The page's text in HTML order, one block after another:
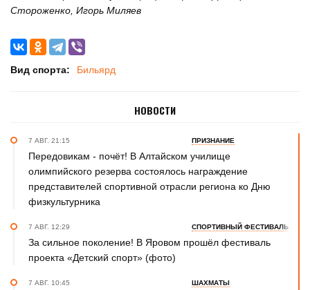
Стороженко, Игорь Миляев
Вид спорта: Бильярд
НОВОСТИ
7 АВГ. 21:15 ПРИЗНАНИЕ
Передовикам - почёт! В Алтайском училище
олимпийского резерва состоялось награждение
представителей спортивной отрасли региона ко Дню
физкультурника
7 АВГ. 12:29 СПОРТИВНЫЙ ФЕСТИВАЛЬ
За сильное поколение! В Яровом прошёл фестиваль
проекта «Детский спорт» (фото)
7 АВГ. 10:45 ШАХМАТЫ